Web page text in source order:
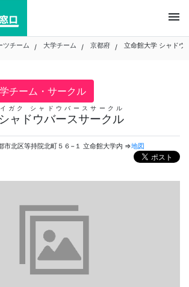
menu
ツチーム 大学チーム 京都府 立命館大学 シャドウ
チーム・サークル
ャドウバースサークル
ガク シャドウバースサークル
〒〒603-857 京都府京都市北区等持院北町５６−１ 立命館大学内 ⇒地図